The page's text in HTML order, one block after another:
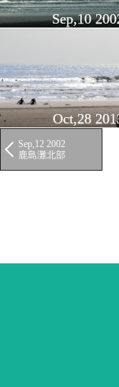
Sep,10
Oct,28
Sep,12 2002
鹿島灘北部